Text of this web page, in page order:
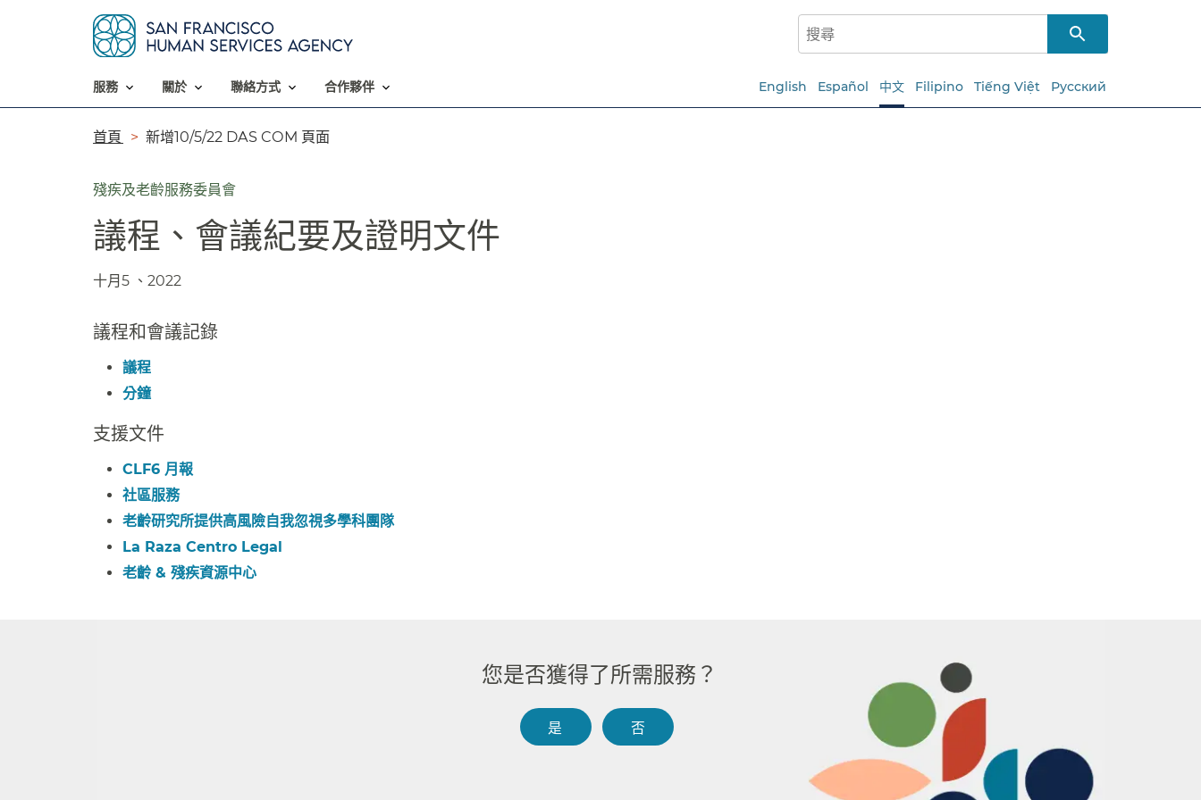
容​​
服務​​ 關於​​ 聯絡方式​​ 合作夥伴​​ English Español 中文 Filipino Tiếng Việt Русский
導
列​​
首頁​​ 新增10/5/22 DAS COM 頁面​​
殘疾及老齡服務委員會
議程、會議紀要及證明文件​​
十月5 、2022​​
議程和會議記錄​​
議程​​
分鐘​​
支援文件​​
CLF6 月報​​
社區服務​​
老齡研究所提供高風險自我忽視多學科團隊​​
La Raza Centro Legal​​
老齡 & 殘疾資源中心​​
您是否獲得了所需服務？​​
是​​ 否​​